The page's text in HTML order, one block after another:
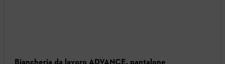
Biancheria da lavoro ADVANCE, pantalone